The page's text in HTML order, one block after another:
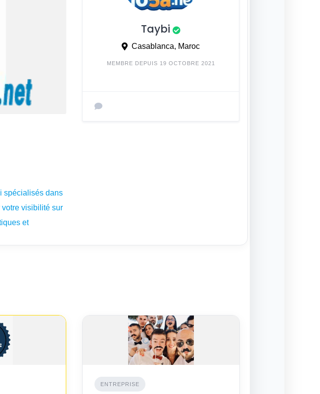
spécialisés dans
votre visibilité sur
et
Taybi
Casablanca, Maroc
MEMBRE DEPUIS 19 OCTOBRE 2021
ENTREPRISE